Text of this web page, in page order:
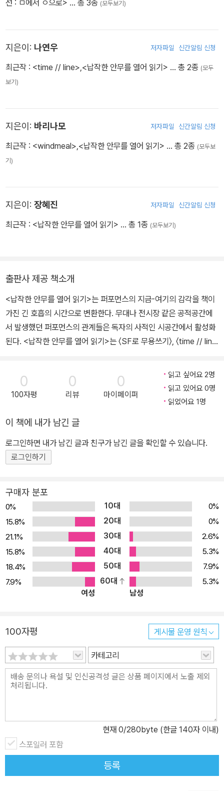
선 : ㅁ에서 ㅇ으로> … 총 3종 (모두보기)
지은이: 나연우 저자파일 신간알림 신청
최근작 : <time // line>,<납작한 안무를 열어 읽기> … 총 2종 (모두
보기)
지은이: 바리나모 저자파일 신간알림 신청
최근작 : <windmeal>,<납작한 안무를 열어 읽기> … 총 2종 (모두보
기)
지은이: 장혜진 저자파일 신간알림 신청
최근작 : <납작한 안무를 열어 읽기> … 총 1종 (모두보기)
출판사 제공 책소개
<납작한 안무를 열어 읽기>는 퍼포먼스의 지금-여기의 감각을 책이
가진 긴 호흡의 시간으로 변환한다. 무대나 전시장 같은 공적공간에
서 발생했던 퍼포먼스의 관계들은 독자의 사적인 시공간에서 활성화
된다. <납작한 안무를 열어 읽기>는 〈SF로 무용쓰기〉, 〈time // lin
요〉 네 권의 책으로 구성되어 있다. 책의 저자인 안무가 공영선, 나연
우, 바리나모, 장혜진은 각각 지나간 공연의 잔여들을 현재에 적극적
으로 연루시키기 위해, 극장의 부피를 가지고 있던 것들을 작은 종이
의 지형도를 변화시키며 다각화한다. 이 납작함 안에는 그다지 납작
하지 않은 부피의 것들이 네 개 담겨 있다. 〈SF로 무용쓰기〉는 익숙
한 움직임의 시간을 연장하고 동결하고 유지하고 절단한다. 조작된
시간 흐름 속에서 드러나는 여러 입장들이 각자의 목소리를 내기 시
고, 잘 이해한다고 느끼는 몸은 어느새 생경한 SF의 공간으로 변모한
다. 〈time // line〉에서는 공연이라는 ‘순간’을 위해 적히고, 삽입되고,
지워지고, 합쳐지고, 사라지는 것들을 목격한다. 존재했던 공연을 상
상하기보다는 공연을 만드는 과정에 함께하게 된다. 공연이 한 번의
관람 행위인 반면 <time // line>의 흐름에서는 여러 번의 관람을 만
들어 낸다. 안무가 다양한 사건과 경험 그리고 시간에 연루되어 있음
을 발견할 수 있다.? 〈windmeal〉을 보기 위해서는 손으로 바람을 만
들어야 한다. 천천히 한 장씩 넘기며 사적인 시간에 스며들다가도 빠
일 같이 반복되는 식사 행위는 멀리서 바라보듯 배경과 함께 흔들리
는 움직임으로 전달되는 한편, 동시에 아주 가까이 다가가야 들리는
대화로 전달된다. 〈나는 당신이 이 유언을 소리 내어 읽어주었으면 해
요〉는 과거의 목소리가 현재와 관계 맺는 방식을 고민한다. 독자는 적
극적인 매개자의 역할로 초대되어 책을 열고 눈알을 굴리고 입을 열
어 공연으로 서서히 소환된다. 공연은 바로 그때 그곳에서 펼쳐진다.
죽음, 애도를 재고한다.
0
100자평
0
리뷰
0
마이페이퍼
읽고 싶어요 2명
읽고 있어요 0명
읽었어요 1명
이 책에 내가 남긴 글
로그인하면 내가 남긴 글과 친구가 남긴 글을 확인할 수 있습니다.
로그인하기
구매자 분포
0% 10대
0%
15.8%
20대
0%
21.1%
30대
2.6%
15.8%
40대
5.3%
18.4%
50대
7.9%
7.9%
60대
5.3%
여성
남성
100자평 게시물 운영 원칙
카테고리
현재 0/280byte (한글 140자 이내)
스포일러 포함
등록